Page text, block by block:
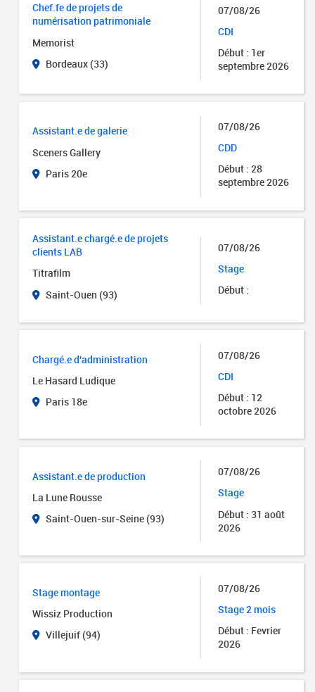
Chef.fe de projets de
numérisation patrimoniale
Memorist
Bordeaux (33)
07/08/26
CDI
Début : 1er
septembre 2026
Assistant.e de galerie
Sceners Gallery
Paris 20e
07/08/26
CDD
Début : 28
septembre 2026
Assistant.e chargé.e de projets
clients LAB
Titrafilm
Saint-Ouen (93)
07/08/26
Stage
Début :
Chargé.e d'administration
Le Hasard Ludique
Paris 18e
07/08/26
CDI
Début : 12
octobre 2026
Assistant.e de production
La Lune Rousse
Saint-Ouen-sur-Seine (93)
07/08/26
Stage
Début : 31 août
2026
Stage montage
Wissiz Production
Villejuif (94)
07/08/26
Stage 2 mois
Début : Fevrier
2026